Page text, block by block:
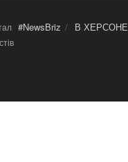
#NewsBriz В ХЕРСОНЕ